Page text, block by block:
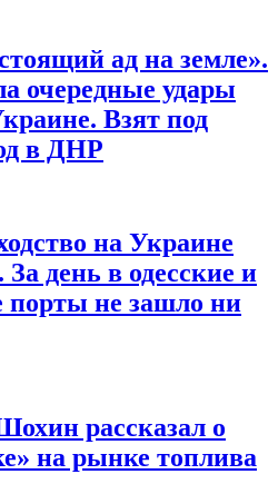
ад на земле».
очередные удары
Взят под
в ДНР
на Украине
За день в одесские и
порты не зашло ни
рассказал о
на рынке топлива